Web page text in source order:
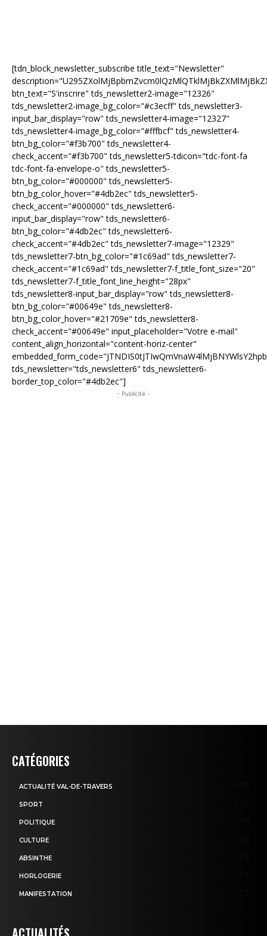
[tdn_block_newsletter_subscribe title_text="Newsletter"
btn_text="S'inscrire" tds_newsletter2-image="12326"
tds_newsletter2-image_bg_color="#c3ecff" tds_newsletter3-
input_bar_display="row" tds_newsletter4-image="12327"
tds_newsletter4-image_bg_color="#fffbcf" tds_newsletter4-
btn_bg_color="#f3b700" tds_newsletter4-
check_accent="#f3b700" tds_newsletter5-tdicon="tdc-font-fa
tdc-font-fa-envelope-o" tds_newsletter5-
btn_bg_color="#000000" tds_newsletter5-
btn_bg_color_hover="#4db2ec" tds_newsletter5-
check_accent="#000000" tds_newsletter6-
input_bar_display="row" tds_newsletter6-
btn_bg_color="#4db2ec" tds_newsletter6-
check_accent="#4db2ec" tds_newsletter7-image="12329"
tds_newsletter7-btn_bg_color="#1c69ad" tds_newsletter7-
check_accent="#1c69ad" tds_newsletter7-f_title_font_size="20"
tds_newsletter7-f_title_font_line_height="28px"
tds_newsletter8-input_bar_display="row" tds_newsletter8-
btn_bg_color="#00649e" tds_newsletter8-
btn_bg_color_hover="#21709e" tds_newsletter8-
check_accent="#00649e" input_placeholder="Votre e-mail"
content_align_horizontal="content-horiz-center"
tds_newsletter="tds_newsletter6" tds_newsletter6-
border_top_color="#4db2ec"]
- Publicité -
CATÉGORIES
ACTUALITÉ VAL-DE-TRAVERS
SPORT
POLITIQUE
CULTURE
ABSINTHE
HORLOGERIE
MANIFESTATION